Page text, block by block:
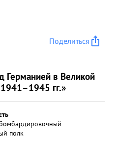
Поделиться
Германией в Великой
гг.»
полк